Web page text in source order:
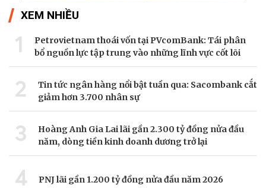
XEM NHIỀU
1
Petrovietnam thoái vốn tại PVcomBank: Tái phân
bổ nguồn lực tập trung vào những lĩnh vực cốt lõi
2
Tin tức ngân hàng nổi bật tuần qua: Sacombank cắt
giảm hơn 3.700 nhân sự
3
Hoàng Anh Gia Lai lãi gần 2.300 tỷ đồng nửa đầu
năm, dòng tiền kinh doanh dương trở lại
4 PNJ lãi gần 1.200 tỷ đồng nửa đầu năm 2026